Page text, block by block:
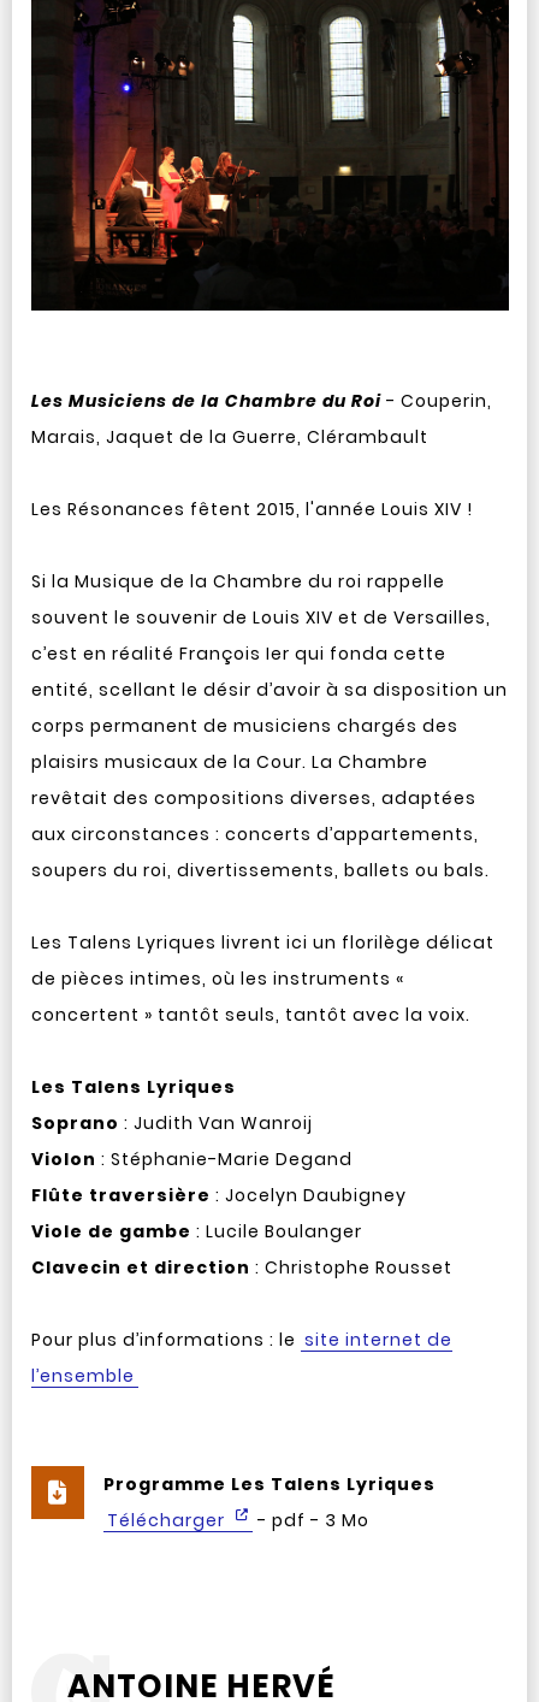
Les Musiciens de la Chambre du Roi - Couperin,
Marais, Jaquet de la Guerre, Clérambault
Les Résonances fêtent 2015, l'année Louis XIV !
Si la Musique de la Chambre du roi rappelle
souvent le souvenir de Louis XIV et de Versailles,
c’est en réalité François Ier qui fonda cette
entité, scellant le désir d’avoir à sa disposition un
corps permanent de musiciens chargés des
plaisirs musicaux de la Cour. La Chambre
revêtait des compositions diverses, adaptées
aux circonstances : concerts d’appartements,
soupers du roi, divertissements, ballets ou bals.
Les Talens Lyriques livrent ici un florilège délicat
de pièces intimes, où les instruments «
concertent » tantôt seuls, tantôt avec la voix.
Les Talens Lyriques
Soprano : Judith Van Wanroij
Violon : Stéphanie-Marie Degand
Flûte traversière : Jocelyn Daubigney
Viole de gambe : Lucile Boulanger
Clavecin et direction : Christophe Rousset
Pour plus d’informations : le site internet de
l’ensemble
Programme Les Talens Lyriques
Télécharger
- pdf - 3 Mo
ANTOINE HERVÉ